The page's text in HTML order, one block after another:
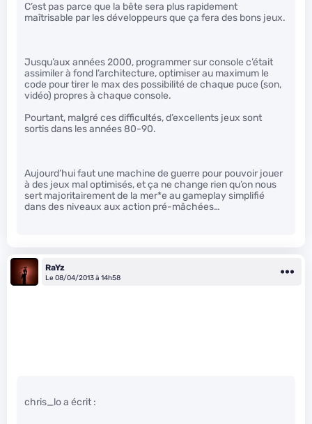
C’est pas parce que la bête sera plus rapidement
maîtrisable par les développeurs que ça fera des bons jeux.
Jusqu’aux années 2000, programmer sur console c’était
assimiler à fond l’architecture, optimiser au maximum le
code pour tirer le max des possibilité de chaque puce (son,
vidéo) propres à chaque console.
Pourtant, malgré ces difficultés, d’excellents jeux sont
sortis dans les années 80-90.
Aujourd’hui faut une machine de guerre pour pouvoir jouer
à des jeux mal optimisés, et ça ne change rien qu’on nous
sert majoritairement de la mer*e au gameplay simplifié
dans des niveaux aux action pré-mâchées…
RaYz
Le 08/04/2013 à 14h58
chris_lo a écrit :